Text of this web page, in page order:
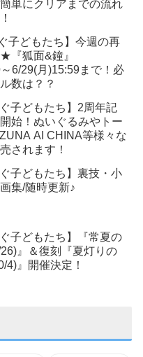
単にクリアまでの流れ
子どもたち】今週の再
『狐面&鐘』
6/29(月)15:59まで！必
数は？？
ぐ子どもたち】2周年記
始！ぬいぐるみやトー
AI CHINA等様々な
されます！
ぐ子どもたち】裏技・小
集/随時更新♪
ぐ子どもたち】『常夏の
』＆復刻『夏灯りの
4)』開催決定！